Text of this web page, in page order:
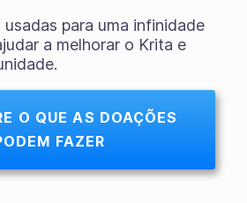
para uma infinidade
a melhorar o Krita e
O QUE AS DOAÇÕES
FAZER